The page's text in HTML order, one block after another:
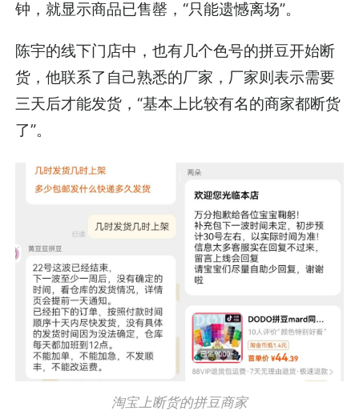
钟，就显示商品已售罄，“只能遗憾离场”。
陈宇的线下门店中，也有几个色号的拼豆开始断
货，他联系了自己熟悉的厂家，厂家则表示需要
三天后才能发货，“基本上比较有名的商家都断货
了”。
淘宝上断货的拼豆商家